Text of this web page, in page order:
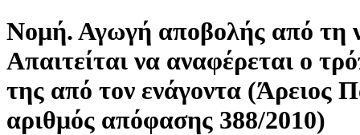
Νομή. Αγωγή αποβολής από τη
Απαιτείται να αναφέρεται ο
της από τον ενάγοντα (Άρειος
αριθμός απόφασης 388/2010)